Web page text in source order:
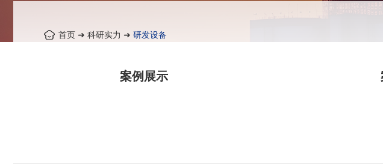
首页 ➜ 科研实力 ➜ 研发设备
案例展示